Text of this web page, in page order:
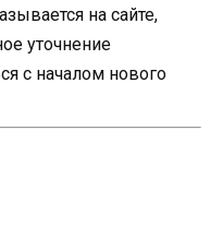
на сайте,
уточнение
с началом нового